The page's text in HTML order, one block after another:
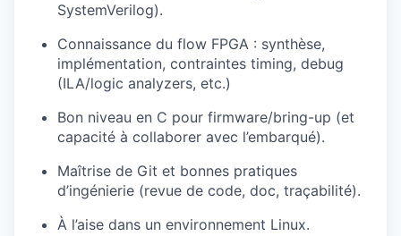
SystemVerilog).
Connaissance du flow FPGA : synthèse,
implémentation, contraintes timing, debug
(ILA/logic analyzers, etc.)
Bon niveau en C pour firmware/bring-up (et
capacité à collaborer avec l’embarqué).
Maîtrise de Git et bonnes pratiques
d’ingénierie (revue de code, doc, traçabilité).
À l’aise dans un environnement Linux.